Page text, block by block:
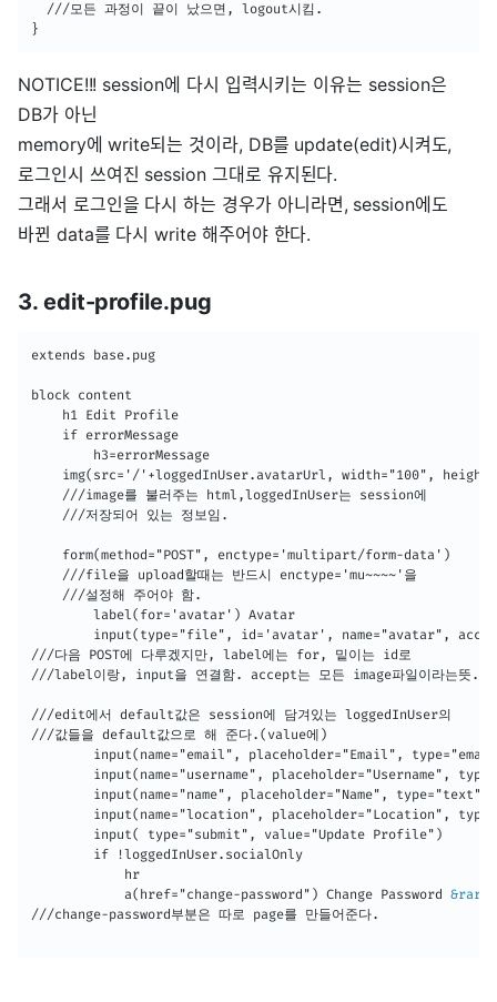
  ///모든 과정이 끝이 났으면, logout시킴.
}
NOTICE!!! session에 다시 입력시키는 이유는 session은
DB가 아닌
memory에 write되는 것이라, DB를 update(edit)시켜도,
로그인시 쓰여진 session 그대로 유지된다.
그래서 로그인을 다시 하는 경우가 아니라면, session에도
바뀐 data를 다시 write 해주어야 한다.
3. edit-profile.pug
extends base.pug
block content
    h1 Edit Profile
    if errorMessage
        h3=errorMessage
img(src='/'+loggedInUser.avatarUrl, width="100",
    ///image를 불러주는 html,loggedInUser는 session에
    ///저장되어 있는 정보임.
    form(method="POST", enctype='multipart/form-data')
    ///file을 upload할때는 반드시 enctype='mu~~~~'을
    ///설정해 주어야 함.
        label(for='avatar') Avatar
input(type="file", id='avatar', name="avatar",
///다음 POST에 다루겠지만, label에는 for, 밑이는 id로
///label이랑, input을 연결함. accept는 모든 image파일이라는뜻.
///edit에서 default값은 session에 담겨있는 loggedInUser의
///값들을 default값으로 해 준다.(value에)
input(name="email", placeholder="Email",
input(name="username", placeholder="Username",
input(name="name", placeholder="Name", type="text",
input(name="location", placeholder="Location",
        input( type="submit", value="Update Profile")
        if !loggedInUser.socialOnly
            hr
            a(href="change-password") Change Password
&rarr;
///change-password부분은 따로 page를 만들어준다.